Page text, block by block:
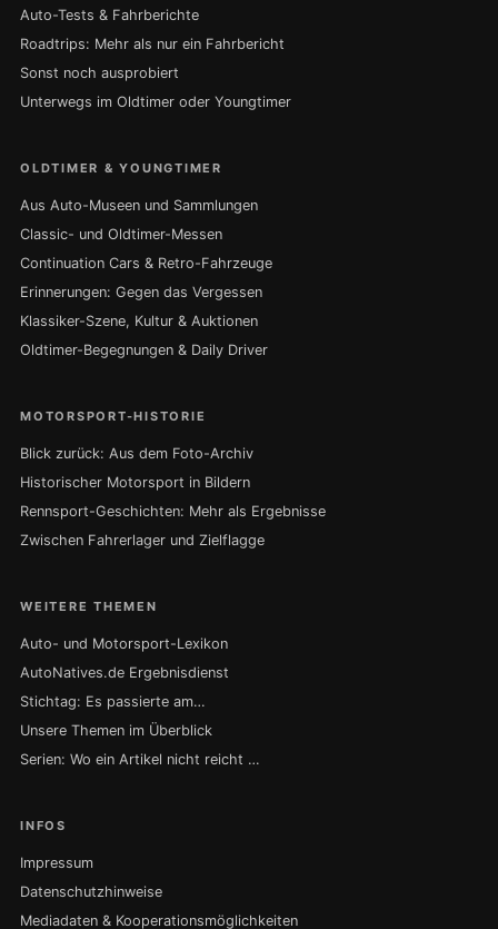
Auto-Tests & Fahrberichte
Roadtrips: Mehr als nur ein Fahrbericht
Sonst noch ausprobiert
Unterwegs im Oldtimer oder Youngtimer
OLDTIMER & YOUNGTIMER
Aus Auto-Museen und Sammlungen
Classic- und Oldtimer-Messen
Continuation Cars & Retro-Fahrzeuge
Erinnerungen: Gegen das Vergessen
Klassiker-Szene, Kultur & Auktionen
Oldtimer-Begegnungen & Daily Driver
MOTORSPORT-HISTORIE
Blick zurück: Aus dem Foto-Archiv
Historischer Motorsport in Bildern
Rennsport-Geschichten: Mehr als Ergebnisse
Zwischen Fahrerlager und Zielflagge
WEITERE THEMEN
Auto- und Motorsport-Lexikon
AutoNatives.de Ergebnisdienst
Stichtag: Es passierte am…
Unsere Themen im Überblick
Serien: Wo ein Artikel nicht reicht …
INFOS
Impressum
Datenschutzhinweise
Mediadaten & Kooperationsmöglichkeiten